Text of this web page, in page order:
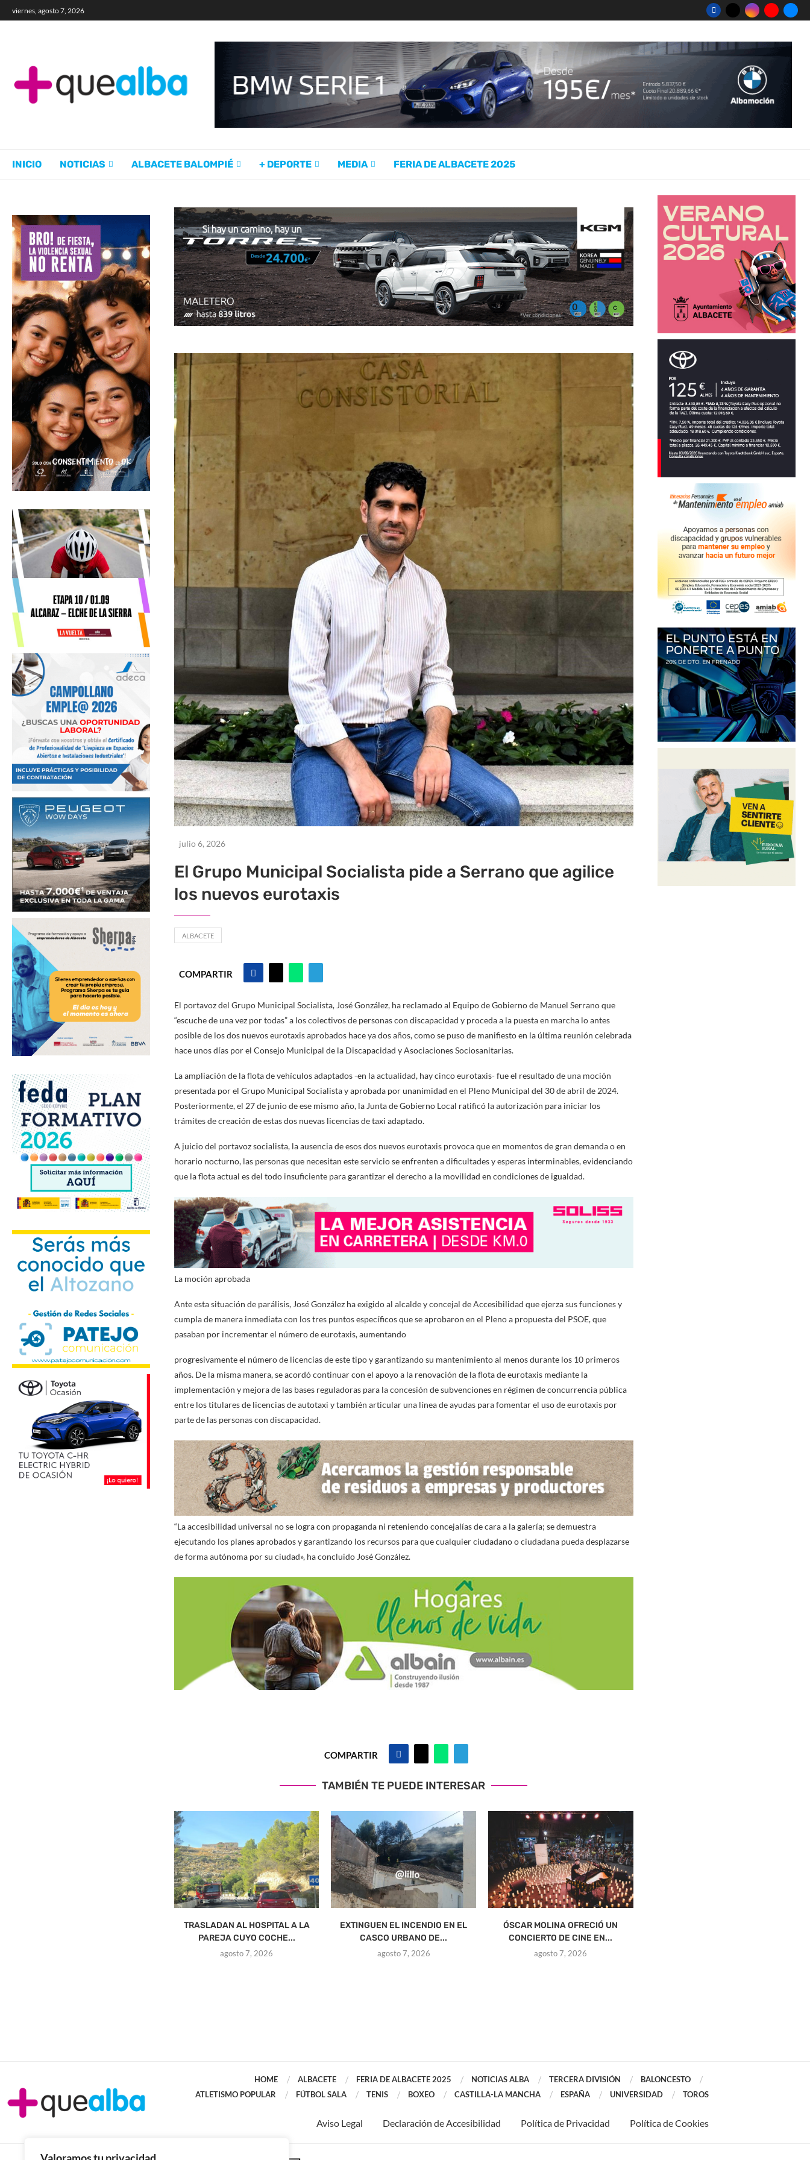
viernes, agosto 7, 2026
INICIO NOTICIAS ALBACETE BALOMPIÉ + DEPORTE MEDIA FERIA DE ALBACETE 2025
julio 6, 2026
El Grupo Municipal Socialista pide a Serrano que agilice
los nuevos eurotaxis
ALBACETE
COMPARTIR
El portavoz del Grupo Municipal Socialista, José González, ha reclamado al Equipo de Gobierno de Manuel Serrano que
“escuche de una vez por todas” a los colectivos de personas con discapacidad y proceda a la puesta en marcha lo antes
posible de los dos nuevos eurotaxis aprobados hace ya dos años, como se puso de manifiesto en la última reunión celebrada
hace unos días por el Consejo Municipal de la Discapacidad y Asociaciones Sociosanitarias.
La ampliación de la flota de vehículos adaptados -en la actualidad, hay cinco eurotaxis- fue el resultado de una moción
presentada por el Grupo Municipal Socialista y aprobada por unanimidad en el Pleno Municipal del 30 de abril de 2024.
Posteriormente, el 27 de junio de ese mismo año, la Junta de Gobierno Local ratificó la autorización para iniciar los
trámites de creación de estas dos nuevas licencias de taxi adaptado.
A juicio del portavoz socialista, la ausencia de esos dos nuevos eurotaxis provoca que en momentos de gran demanda o en
horario nocturno, las personas que necesitan este servicio se enfrenten a dificultades y esperas interminables, evidenciando
que la flota actual es del todo insuficiente para garantizar el derecho a la movilidad en condiciones de igualdad.
La moción aprobada
Ante esta situación de parálisis, José González ha exigido al alcalde y concejal de Accesibilidad que ejerza sus funciones y
cumpla de manera inmediata con los tres puntos específicos que se aprobaron en el Pleno a propuesta del PSOE, que
pasaban por incrementar el número de eurotaxis, aumentando
progresivamente el número de licencias de este tipo y garantizando su mantenimiento al menos durante los 10 primeros
años. De la misma manera, se acordó continuar con el apoyo a la renovación de la flota de eurotaxis mediante la
implementación y mejora de las bases reguladoras para la concesión de subvenciones en régimen de concurrencia pública
entre los titulares de licencias de autotaxi y también articular una línea de ayudas para fomentar el uso de eurotaxis por
parte de las personas con discapacidad.
“La accesibilidad universal no se logra con propaganda ni reteniendo concejalías de cara a la galería; se demuestra
ejecutando los planes aprobados y garantizando los recursos para que cualquier ciudadano o ciudadana pueda desplazarse
de forma autónoma por su ciudad», ha concluido José González.
COMPARTIR
TAMBIÉN TE PUEDE INTERESAR
TRASLADAN AL HOSPITAL A LA
PAREJA CUYO COCHE...
agosto 7, 2026
EXTINGUEN EL INCENDIO EN EL
CASCO URBANO DE...
agosto 7, 2026
ÓSCAR MOLINA OFRECIÓ UN
CONCIERTO DE CINE EN...
agosto 7, 2026
HOME ALBACETE FERIA DE ALBACETE 2025 NOTICIAS ALBA TERCERA DIVISIÓN
BALONCESTO
ATLETISMO POPULAR
FÚTBOL SALA TENIS BOXEO CASTILLA-LA MANCHA ESPAÑA UNIVERSIDAD TOROS
Aviso Legal Declaración de Accesibilidad Política de Privacidad Política de Cookies